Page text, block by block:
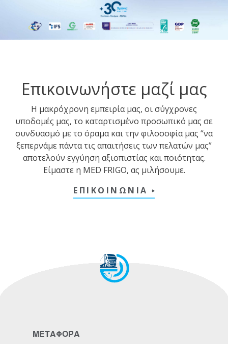
Επικοινωνήστε μαζί μας
Η μακρόχρονη εμπειρία μας, οι σύγχρονες
υποδομές μας, το καταρτισμένο προσωπικό μας σε
συνδυασμό με το όραμα και την φιλοσοφία μας “να
ξεπερνάμε πάντα τις απαιτήσεις των πελατών μας”
αποτελούν εγγύηση αξιοπιστίας και ποιότητας.
Είμαστε η MED FRIGO, ας μιλήσουμε.
ΕΠΙΚΟΙΝΩΝΙΑ
ΜΕΤΑΦΟΡΑ